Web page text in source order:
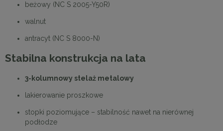
beżowy (NC S 2005-Y50R)
walnut
antracyt (NC S 8000-N)
Stabilna konstrukcja na lata
3-kolumnowy stelaż metalowy
lakierowanie proszkowe
stopki poziomujące – stabilność nawet na nierównej
podłodze